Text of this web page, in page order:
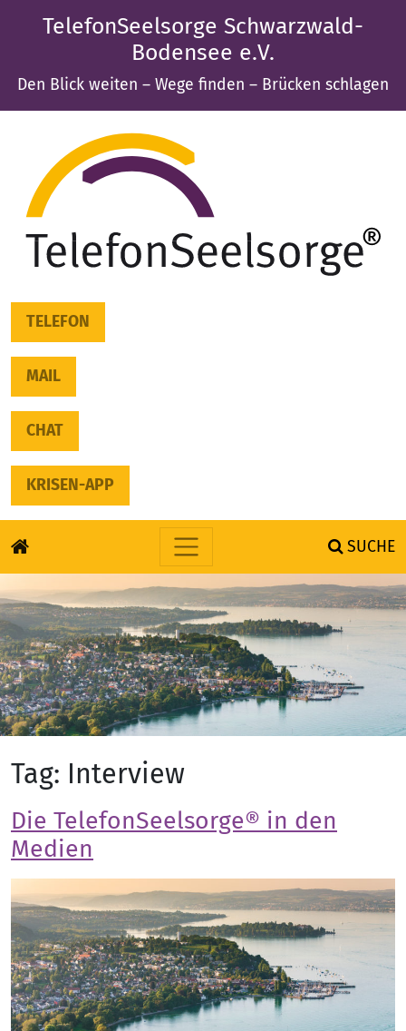
TelefonSeelsorge Schwarzwald-
Bodensee e.V.
Den Blick weiten – Wege finden – Brücken schlagen
TELEFON
MAIL
CHAT
KRISEN-APP
Skip to content
SUCHE
Tag: Interview
Die TelefonSeelsorge® in den
Medien